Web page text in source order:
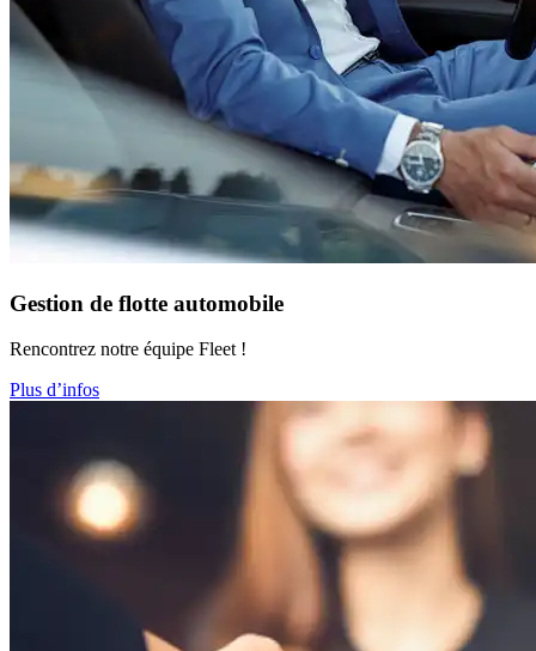
Gestion de flotte automobile
Rencontrez notre équipe Fleet !
Plus d’infos